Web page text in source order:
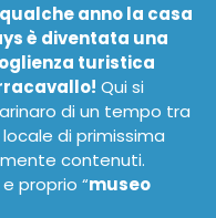
anno la casa
è diventata una
turistica
Qui si
di un tempo tra
di primissima
contenuti.
proprio “museo